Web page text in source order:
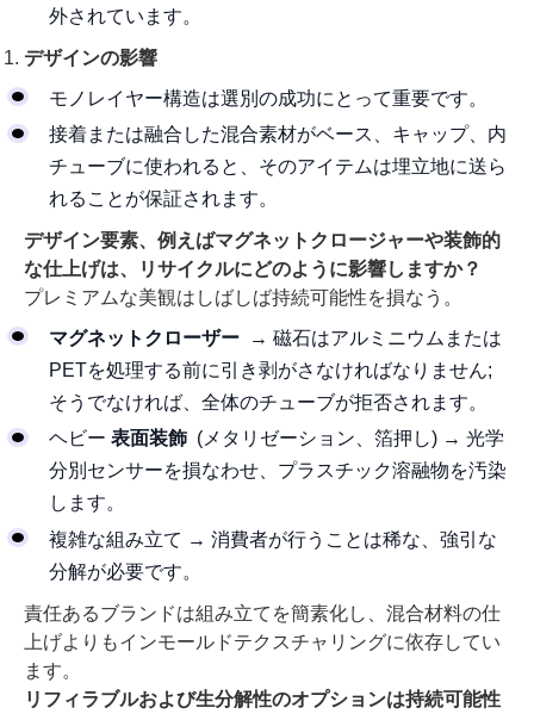
外されています。
デザインの影響
モノレイヤー構造は選別の成功にとって重要です。
接着または融合した混合素材がベース、キャップ、内
チューブに使われると、そのアイテムは埋立地に送ら
れることが保証されます。
デザイン要素、例えばマグネットクロージャーや装飾的
な仕上げは、リサイクルにどのように影響しますか？
プレミアムな美観はしばしば持続可能性を損なう。
マグネットクローザー
→ 磁石はアルミニウムまたは
PETを処理する前に引き剥がさなければなりません;
そうでなければ、全体のチューブが拒否されます。
ヘビー 表面装飾 (メタリゼーション、箔押し) → 光学
分別センサーを損なわせ、プラスチック溶融物を汚染
します。
複雑な組み立て → 消費者が行うことは稀な、強引な
分解が必要です。
責任あるブランドは組み立てを簡素化し、混合材料の仕
上げよりもインモールドテクスチャリングに依存してい
ます。
リフィラブルおよび生分解性のオプションは持続可能性